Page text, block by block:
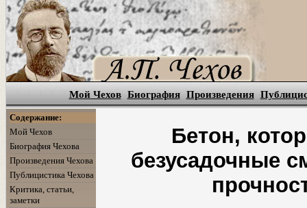
Мой Чехов Биография Произведения
Содержание:
Мой Чехов
Биография Чехова
Произведения Чехова
Публицистика Чехова
Критика, статьи,
заметки
Бетон,
безусадочные